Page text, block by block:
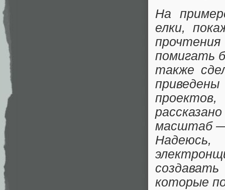
На
елки,
помигать
также
масштаб —
которые